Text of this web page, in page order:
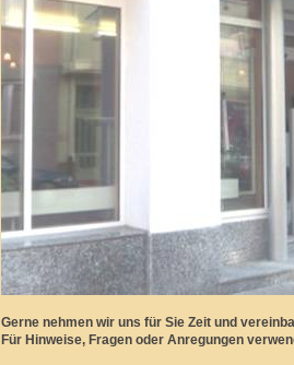
Gerne nehmen wir uns für Sie Zeit und
Für Hinweise, Fragen oder Anregungen